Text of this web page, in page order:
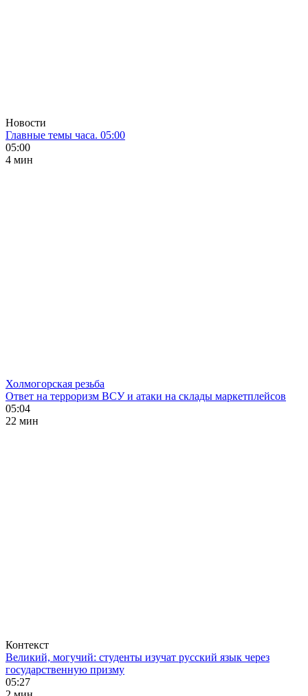
Новости
Главные темы часа. 05:00
05:00
4 мин
Холмогорская резьба
Ответ на терроризм ВСУ и атаки на склады маркетплейсов
05:04
22 мин
Контекст
Великий, могучий: студенты изучат русский язык через
государственную призму
05:27